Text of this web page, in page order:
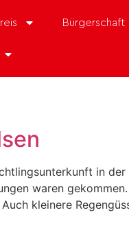
Bürgerschaft
in der
waren
kleinere